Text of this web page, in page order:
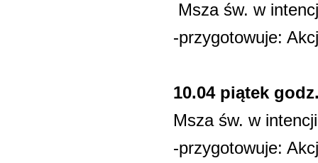
Msza św. w
-przygotowuje:
10.04 piątek
Msza św. w
-przygotowuje: